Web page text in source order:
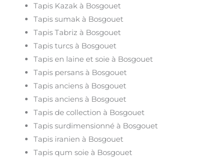
Tapis Kazak à Bosgouet
Tapis sumak à Bosgouet
Tapis Tabriz à Bosgouet
Tapis turcs à Bosgouet
Tapis en laine et soie à Bosgouet
Tapis persans à Bosgouet
Tapis anciens à Bosgouet
Tapis anciens à Bosgouet
Tapis de collection à Bosgouet
Tapis surdimensionné à Bosgouet
Tapis iranien à Bosgouet
Tapis qum soie à Bosgouet